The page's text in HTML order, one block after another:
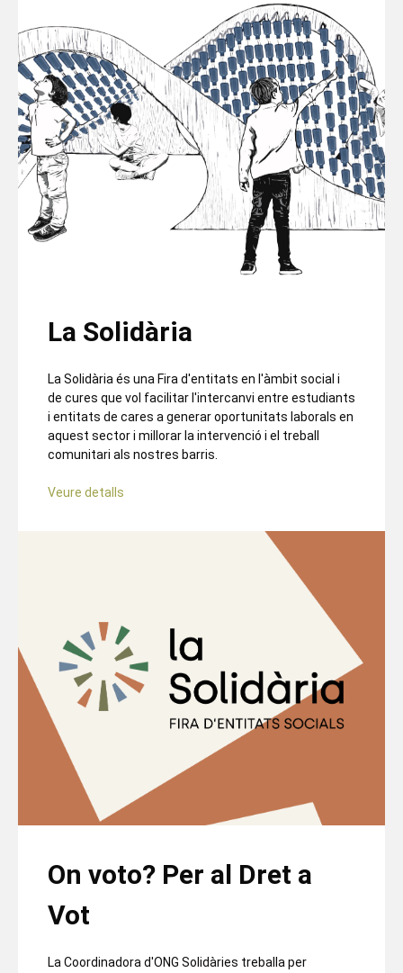
La Solidària
La Solidària és una Fira d'entitats en l'àmbit social i
de cures que vol facilitar l'intercanvi entre estudiants
i entitats de cares a generar oportunitats laborals en
aquest sector i millorar la intervenció i el treball
comunitari als nostres barris.
Veure detalls
On voto? Per al Dret a
Vot
La Coordinadora d'ONG Solidàries treballa per